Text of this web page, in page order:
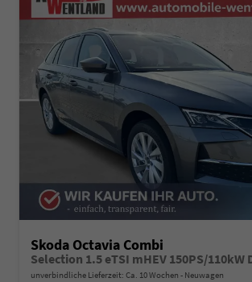
Skoda Octavia Combi
Selection 1.5 eTSI mHEV 150PS/110kW
unverbindliche Lieferzeit: Ca. 10 Wochen Neuwagen